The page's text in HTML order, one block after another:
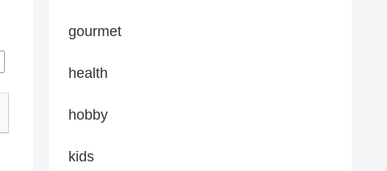
gourmet
health
hobby
kids